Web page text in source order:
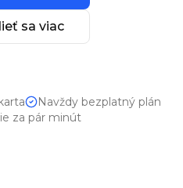
sa viac
Navždy bezplatný plán
za pár minút